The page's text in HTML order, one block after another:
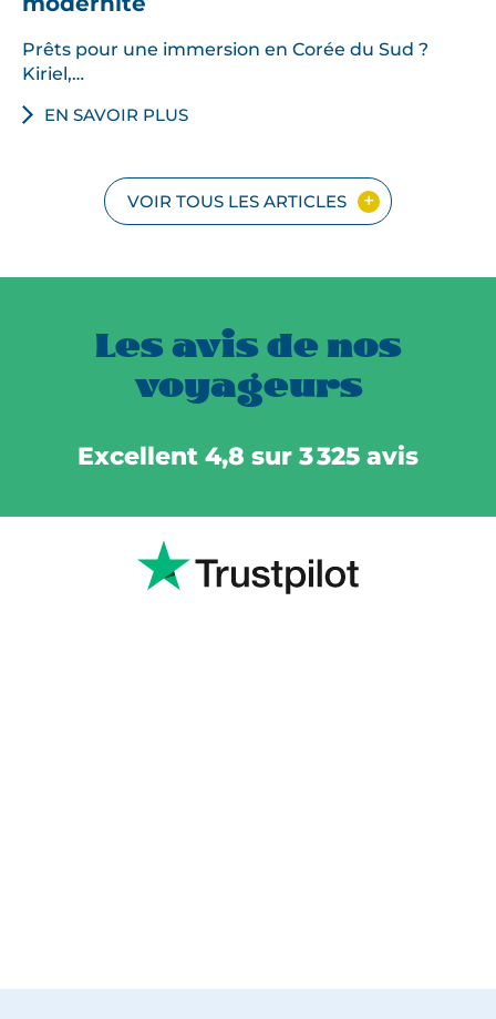
Prêts pour une immersion en Corée du Sud ?
Kiriel,…
EN SAVOIR PLUS
VOIR TOUS LES ARTICLES
Les avis de nos
voyageurs
Excellent 4,8 sur 3 325 avis